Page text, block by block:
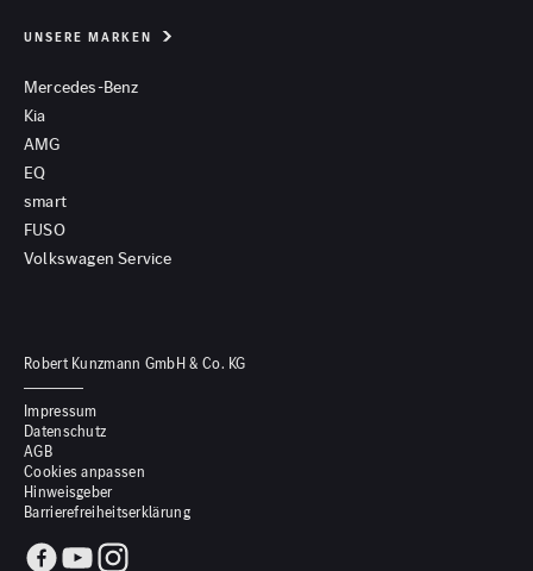
UNSERE MARKEN
Mercedes-Benz
Kia
AMG
EQ
smart
FUSO
Volkswagen Service
Robert Kunzmann GmbH & Co. KG
Impressum
Datenschutz
AGB
Cookies anpassen
Hinweisgeber
Barrierefreiheitserklärung